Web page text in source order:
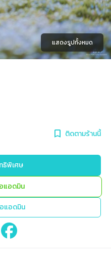
แสดงรูปทั้งหมด
ติดตามร้านนี้
ธิพิเศษ
แอดมิน
แอดมิน